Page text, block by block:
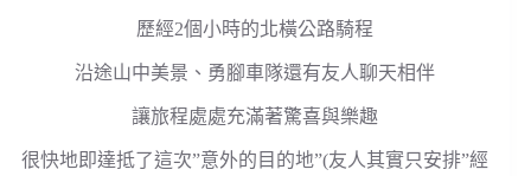
歷經2個小時的北橫公路騎程
沿途山中美景、勇腳車隊還有友人聊天相伴
讓旅程處處充滿著驚喜與樂趣
很快地即達抵了這次”意外的目的地”(友人其實只安排”經